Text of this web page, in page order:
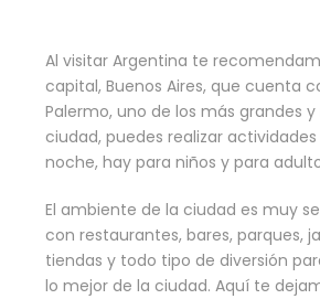
Al visitar Argentina te
capital, Buenos Aires, que cuenta
Palermo, uno de los más grandes
ciudad, puedes realizar
noche, hay para niños y para
El ambiente de la ciudad es muy
con restaurantes, bares, parques,
tiendas y todo tipo de diversión
lo mejor de la ciudad. Aquí te